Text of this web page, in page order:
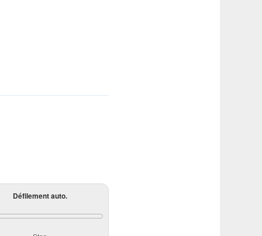
Défilement auto.